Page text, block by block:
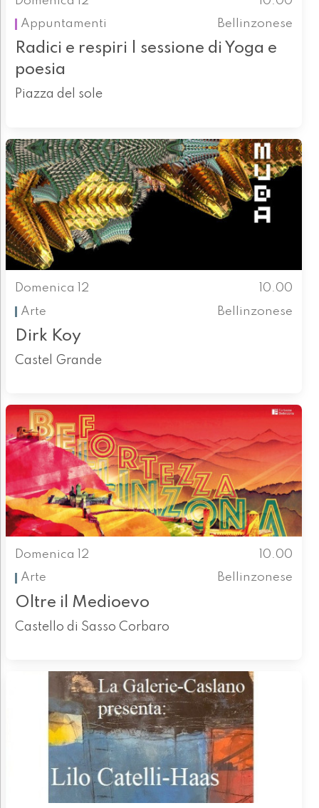
Appuntamenti
Bellinzonese
Radici e respiri | sessione di Yoga e
poesia
Piazza del sole
Domenica 12
10.00
Arte
Bellinzonese
Dirk Koy
Castel Grande
Domenica 12
10.00
Arte
Bellinzonese
Oltre il Medioevo
Castello di Sasso Corbaro